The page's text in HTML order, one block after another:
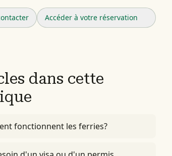
Accéder à votre réservation
dans cette
fonctionnent les ferries?